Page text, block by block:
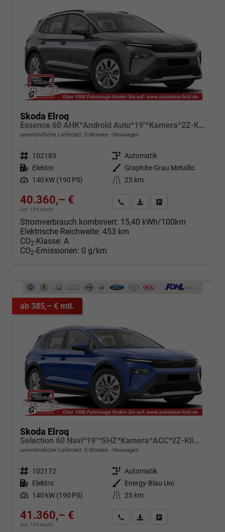
Skoda Elroq
Essence 60 AHK*Android Auto*19"*Kamera*2Z-Klimaauto*Totwinkel*LED*Tempomat
unverbindliche Lieferzeit: 5 Monate Neuwagen
Fahrzeugnr. 102183 Getriebe Automatik
Kraftstoff Elektro Außenfarbe
Graphite-Grau Metallic
Leistung 140 kW (190 PS) Kilometerstand 25 km
40.360,– €
incl. 19% MwSt.
Angebot anfordern
Fahrzeugexpose (PDF)
Stromverbrauch kombiniert: 15,40 kWh/100km
Elektrische Reichweite: 453 km
CO2-Klasse: A
CO2-Emissionen: 0 g/km
ab 385,– € mtl.
Skoda Elroq
Selection 60 Navi*19"*SHZ*Kamera*ACC*2Z-Klimaauto*LED
unverbindliche Lieferzeit: 5 Monate Neuwagen
Fahrzeugnr. 102172 Getriebe Automatik
Kraftstoff Elektro Außenfarbe
Energy-Blau Uni
Leistung 140 kW (190 PS) Kilometerstand 25 km
41.360,– €
incl. 19% MwSt.
Angebot anfordern
Fahrzeugexpose (PDF)